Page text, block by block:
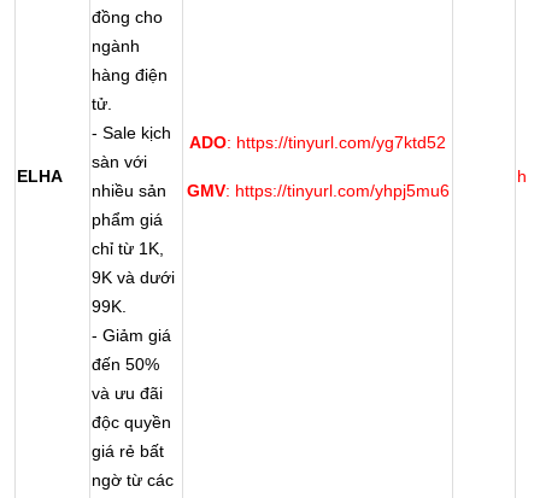
ELHA
đồng cho
ngành
hàng điện
tử.
- Sale kịch
sàn với
nhiều sản
phẩm giá
chỉ từ 1K,
9K và dưới
99K.
- Giảm giá
đến 50%
và ưu đãi
độc quyền
giá rẻ bất
ngờ từ các
ADO: https://tinyurl.com/yg7ktd52
GMV: https://tinyurl.com/yhpj5mu6